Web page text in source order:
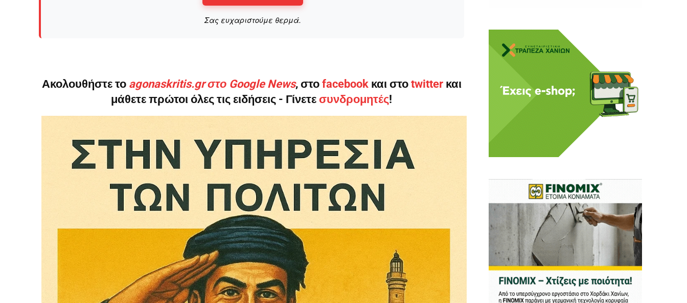
Αν βρίσκεσαι σε δύσκολη οικονομική κατάσταση, συνέχισε να μας διαβάζεις δωρεάν. Η ενημέρωση πρέπει να
παραμένει προσβάσιμη για όλους.
Η στήριξή σου ενισχύει άμεσα την ποιότητα και την ανεξαρτησία της δημοσιογραφίας μας.
Κοστίζει λιγότερο από έναν καφέ και η διαδικασία διαρκεί λιγότερο από 1 λεπτό.
Επίλεξε σήμερα να γίνεις συνδρομητής ή δωρητής.
Γίνε συνδρομητής
Σας ευχαριστούμε θερμά.
Σας ευχαριστούμε θερμά.
Ακολουθήστε το agonaskritis.gr στο Google News, στο facebook και στο twitterκαι
μάθετε πρώτοι όλες τις ειδήσεις - Γίνετε συνδρομητές!